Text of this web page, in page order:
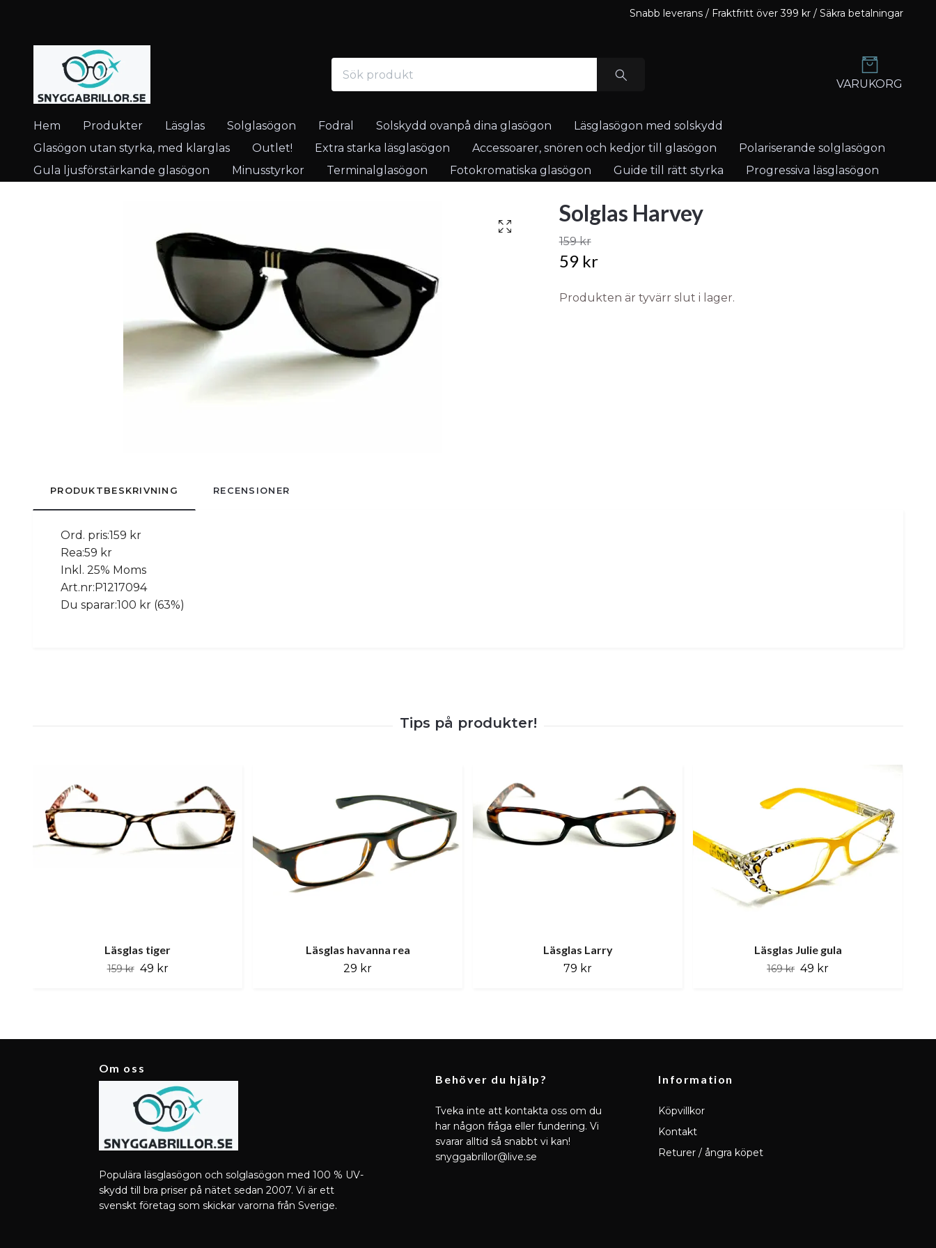
Snabb leverans / Fraktfritt över 399 kr / Säkra betalningar
VARUKORG
Hem Produkter Läsglas Solglasögon Fodral Solskydd ovanpå dina glasögon
Läsglasögon med solskydd
Glasögon utan styrka, med klarglas
Outlet! Extra starka läsglasögon Accessoarer, snören och kedjor till glasögon
Polariserande solglasögon
Gula ljusförstärkande glasögon
Minusstyrkor Terminalglasögon Fotokromatiska glasögon Guide till rätt styrka Progressiva läsglasögon
Solglas Harvey
159 kr
59 kr
Produkten är tyvärr slut i lager.
PRODUKTBESKRIVNING RECENSIONER
Ord. pris:159 kr
Rea:59 kr
Inkl. 25% Moms
Art.nr: P1217094
Du sparar:100 kr (63%)
Läsglas tiger
159 kr 49 kr
Läsglas havanna rea
29 kr
Läsglas Larry
79 kr
Läsglas Julie gula
169 kr 49 kr
Om oss
Populära läsglasögon och solglasögon med 100 % UV-
skydd till bra priser på nätet sedan 2007. Vi är ett
svenskt företag som skickar varorna från Sverige.
Behöver du hjälp?
Tveka inte att kontakta oss om du
har någon fråga eller fundering. Vi
svarar alltid så snabbt vi kan!
snyggabrillor@live.se
Information
Köpvillkor
Kontakt
Returer / ångra köpet